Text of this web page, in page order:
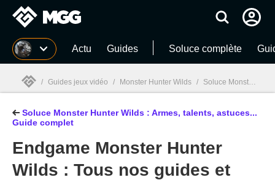
MGG Actu Guides Soluce complète
MGG
/ Guides jeux vidéo / Monster Hunter Wilds / Soluce Monster Hunter Wilds : Armes, talents, astuces... Guide complet
Soluce Monster Hunter Wilds : Armes, talents, astuces...
Guide complet
Endgame Monster Hunter
Wilds : Tous nos guides et